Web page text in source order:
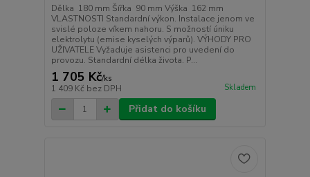
Dělka 180 mm Šířka 90 mm Výška 162 mm
VLASTNOSTI Standardní výkon. Instalace jenom ve
svislé poloze víkem nahoru. S možností úniku
elektrolytu (emise kyselých výparů). VÝHODY PRO
UŽIVATELE Vyžaduje asistenci pro uvedení do
provozu. Standardní délka života. P...
1 705 Kč/ks
1 409 Kč bez DPH Skladem
Přidat do košíku